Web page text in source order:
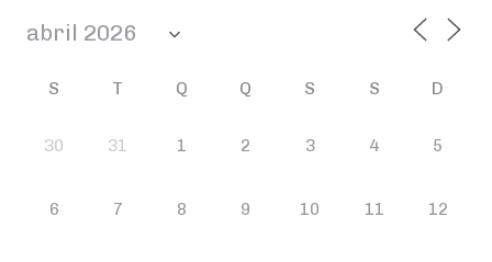
S T Q Q S S D
30 31 1 2 3 4 5
6 7 8 9 10 11 12